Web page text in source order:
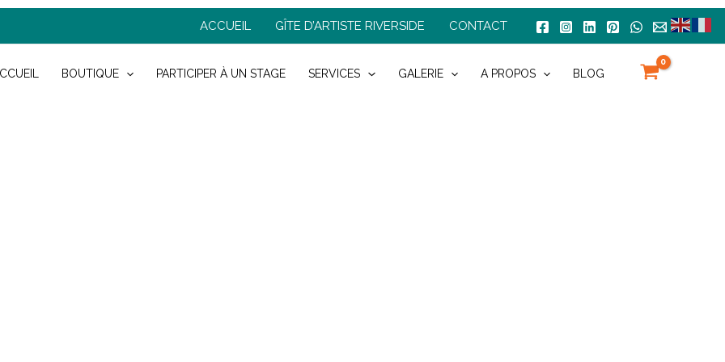
ACCUEIL GÎTE D’ARTISTE RIVERSIDE CONTACT
BOUTIQUE PARTICIPER À UN STAGE SERVICES GALERIE A PROPOS BLOG